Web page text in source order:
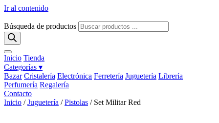
Ir al contenido
Búsqueda de productos
Inicio Tienda
Categorías ▾
Bazar Cristalería Electrónica Ferretería Juguetería Librería
Perfumería Regalería
Contacto
Inicio /Juguetería /Pistolas / Set Militar Red